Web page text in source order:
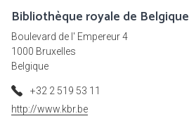
Bibliothèque royale de Belgique
Boulevard de l' Empereur 4
1000 Bruxelles
Belgique
+32 2 519 53 11
http://www.kbr.be